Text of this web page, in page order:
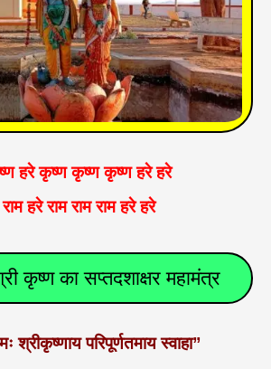
हरे कृष्ण कृष्ण कृष्ण हरे हरे
हरे राम राम राम हरे हरे
कृष्ण का सप्तदशाक्षर महामंत्र
श्रीकृष्णाय परिपूर्णतमाय स्वाहा”